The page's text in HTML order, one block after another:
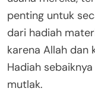
penting untuk
dari hadiah
karena Allah dan
Hadiah
mutlak.